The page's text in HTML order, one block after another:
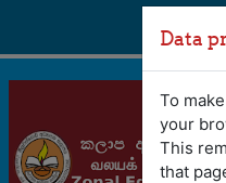
Skip to main content
Data
To
your
This
that